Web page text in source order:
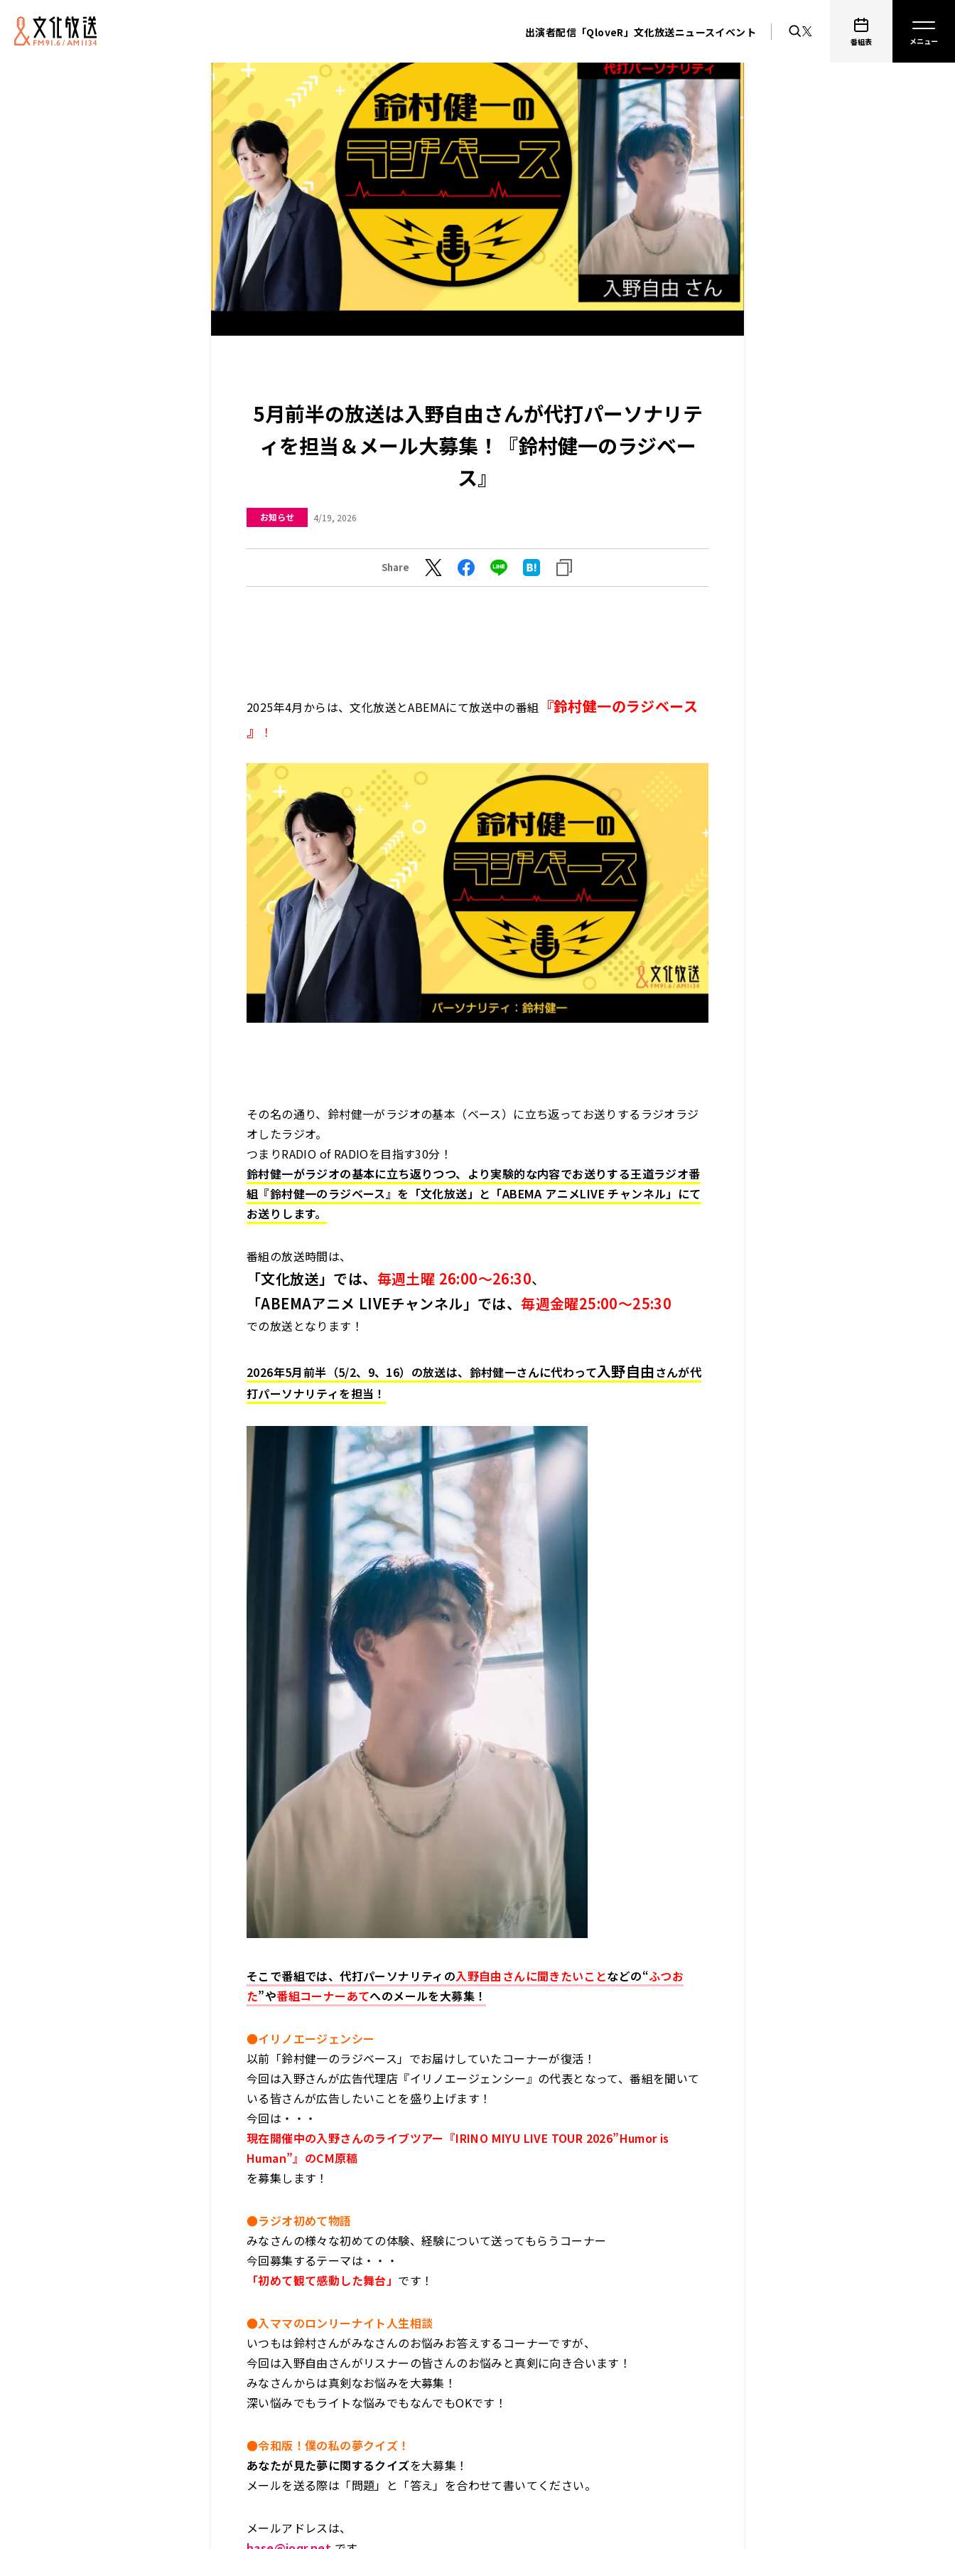
出演者配信「QloveR」文化放送ニュースイベント
番組表
5月前半の放送は入野自由さんが代打パーソナリテ
ィを担当＆メール大募集！『鈴村健一のラジベー
ス』
お知らせ 4/19, 2026
Share
2025年4月からは、文化放送とABEMAにて放送中の番組 『鈴村健一のラジベース
』
！
その名の通り、鈴村健一がラジオの基本（ベース）に立ち返ってお送りするラジオラジ
オしたラジオ。
つまりRADIO of RADIOを目指す30分！
鈴村健一がラジオの基本に立ち返りつつ、より実験的な内容でお送りする王道ラジオ番
組『鈴村健一のラジベース』を「文化放送」と「ABEMA アニメLIVE チャンネル」にて
お送りします。
番組の放送時間は、
「文化放送」では、 毎週土曜 26:00～26:30、
「ABEMAアニメ LIVEチャンネル」では、毎週金曜25:00～25:30
での放送となります！
2026年5月前半（5/2、9、16）の放送は、鈴村健一さんに代わって入野自由さんが代
打パーソナリティを担当！
そこで番組では、代打パーソナリティの入野自由さんに聞きたいことなどの“ふつお
た”や番組コーナーあてへのメールを大募集！
●イリノエージェンシー
以前「鈴村健一のラジベース」でお届けしていたコーナーが復活！
今回は入野さんが広告代理店『イリノエージェンシー』の代表となって、番組を聞いて
いる皆さんが広告したいことを盛り上げます！
今回は・・・
現在開催中の入野さんのライブツアー『IRINO MIYU LIVE TOUR 2026”Humor is
Human”』のCM原稿
を募集します！
●ラジオ初めて物語
みなさんの様々な初めての体験、経験について送ってもらうコーナー
今回募集するテーマは・・・
「初めて観て感動した舞台」 です！
●入ママのロンリーナイト人生相談
いつもは鈴村さんがみなさんのお悩みお答えするコーナーですが、
今回は入野自由さんがリスナーの皆さんのお悩みと真剣に向き合います！
みなさんからは真剣なお悩みを大募集！
深い悩みでもライトな悩みでもなんでもOKです！
●令和版！僕の私の夢クイズ！
あなたが見た夢に関するクイズを大募集！
メールを送る際は「問題」と「答え」を合わせて書いてください。
メールアドレスは、